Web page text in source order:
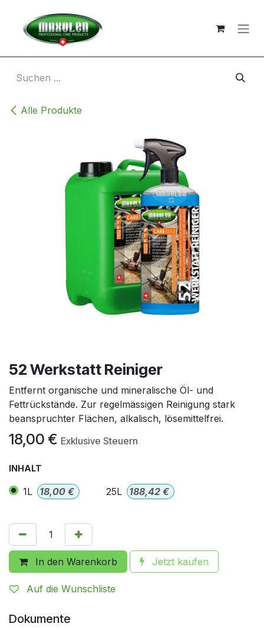
Alle Produkte
52 Werkstatt Reiniger
Entfernt organische und mineralische Öl- und
Fettrückstände. Zur regelmässigen Reinigung stark
beanspruchter Flächen, alkalisch, lösemittelfrei.
18,00 € Exklusive Steuern
INHALT
1L 18,00 € 25L 188,42€
In den Warenkorb Jetzt kaufen
Auf die Wunschliste
Dokumente